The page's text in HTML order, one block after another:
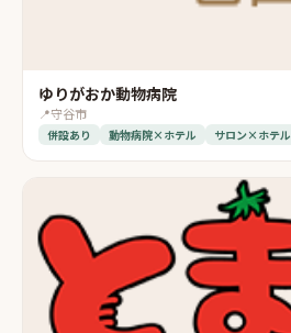
ゆりがおか動物病院
📍守谷市
併設あり 動物病院×ホテル サロン×ホテル